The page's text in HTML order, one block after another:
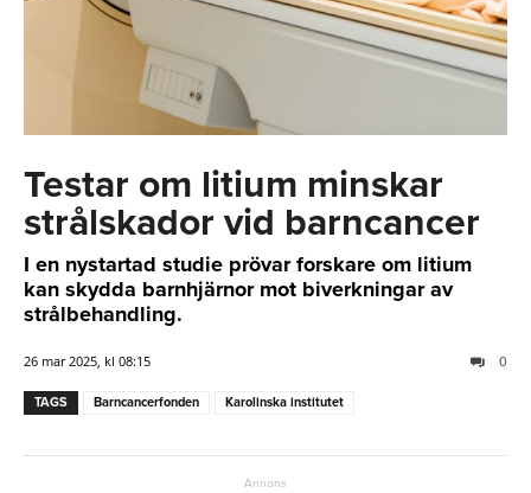
Testar om litium minskar
strålskador vid barncancer
I en nystartad studie prövar forskare om litium
kan skydda barnhjärnor mot biverkningar av
strålbehandling.
26 mar 2025, kl 08:15 0
TAGS Barncancerfonden Karolinska institutet
Annons